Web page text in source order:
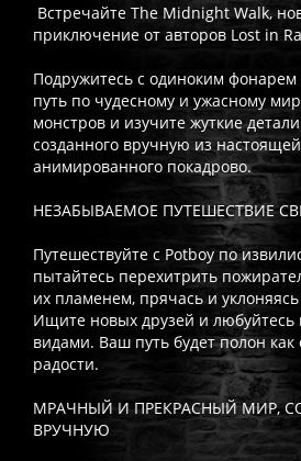
Встречайте The Midnight Walk,
приключение от авторов Lost in
Подружитесь с одиноким фонарем
путь по чудесному и ужасному
монстров и изучите жуткие
созданного вручную из
анимированного покадрово.
НЕЗАБЫВАЕМОЕ ПУТЕШЕСТВИЕ
Путешествуйте с Potboy по
пытайтесь перехитрить
их пламенем, прячась и
Ищите новых друзей и
видами. Ваш путь будет полон как
радости.
МРАЧНЫЙ И ПРЕКРАСНЫЙ МИР,
ВРУЧНУЮ